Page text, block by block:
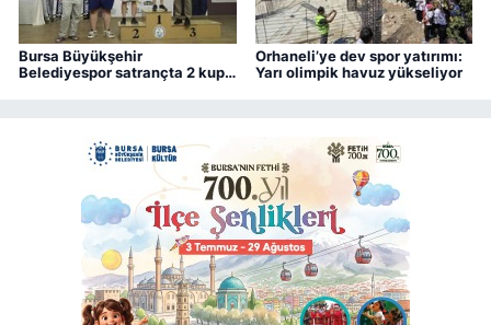
Bursa Büyükşehir
Belediyespor satrançta 2 kupa
Orhaneli’ye dev spor yatırımı:
Yarı olimpik havuz yükseliyor